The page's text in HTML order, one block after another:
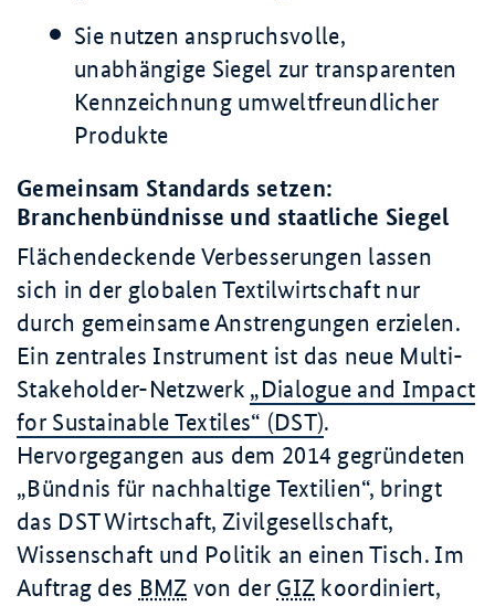
Sie nutzen anspruchsvolle,
unabhängige Siegel zur transparenten
Kennzeichnung umweltfreundlicher
Produkte
Gemeinsam Standards setzen:
Branchenbündnisse und staatliche Siegel
Flächendeckende Verbesserungen lassen
sich in der globalen Textilwirtschaft nur
durch gemeinsame Anstrengungen erzielen.
Ein zentrales Instrument ist das neue Multi-
Stakeholder-Netzwerk „Dialogue and Impact
for Sustainable Textiles“ (DST).
Hervorgegangen aus dem 2014 gegründeten
„Bündnis für nachhaltige Textilien“, bringt
das DST Wirtschaft, Zivilgesellschaft,
Wissenschaft und Politik an einen Tisch. Im
Auftrag des BMZ von der GIZ koordiniert,